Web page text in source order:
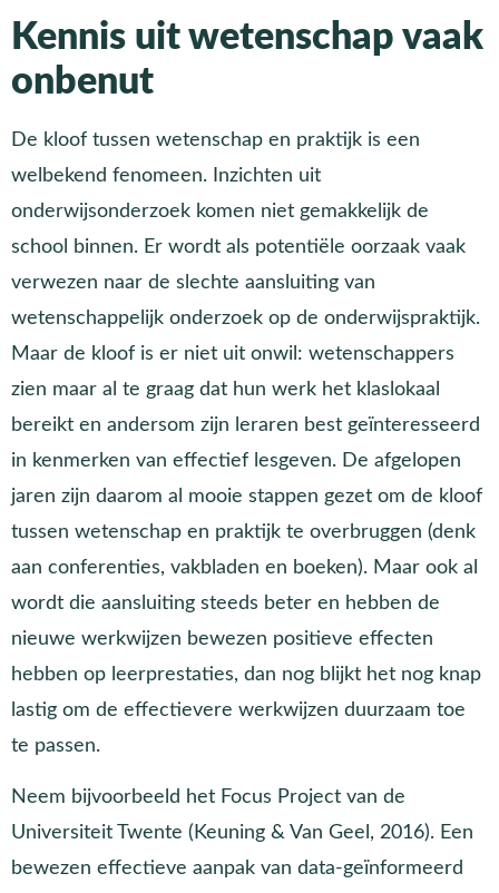
Kennis uit wetenschap vaak
onbenut
De kloof tussen wetenschap en praktijk is een
welbekend fenomeen. Inzichten uit
onderwijsonderzoek komen niet gemakkelijk de
school binnen. Er wordt als potentiële oorzaak vaak
verwezen naar de slechte aansluiting van
wetenschappelijk onderzoek op de onderwijspraktijk.
Maar de kloof is er niet uit onwil: wetenschappers
zien maar al te graag dat hun werk het klaslokaal
bereikt en andersom zijn leraren best geïnteresseerd
in kenmerken van effectief lesgeven. De afgelopen
jaren zijn daarom al mooie stappen gezet om de kloof
tussen wetenschap en praktijk te overbruggen (denk
aan conferenties, vakbladen en boeken). Maar ook al
wordt die aansluiting steeds beter en hebben de
nieuwe werkwijzen bewezen positieve effecten
hebben op leerprestaties, dan nog blijkt het nog knap
lastig om de effectievere werkwijzen duurzaam toe
te passen.
Neem bijvoorbeeld het Focus Project van de
Universiteit Twente (Keuning & Van Geel, 2016). Een
bewezen effectieve aanpak van data-geïnformeerd